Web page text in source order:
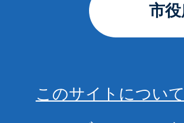
市
このサイトについて